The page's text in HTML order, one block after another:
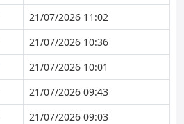
21/07/2026 11:02
21/07/2026 10:36
21/07/2026 10:01
21/07/2026 09:43
21/07/2026 09:03